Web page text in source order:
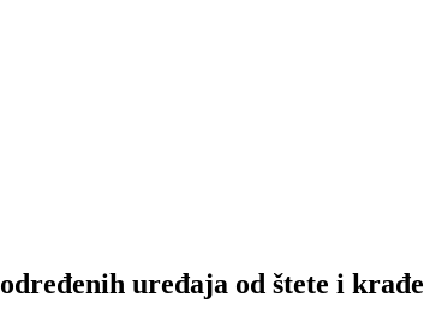
uređaja od štete i krađe